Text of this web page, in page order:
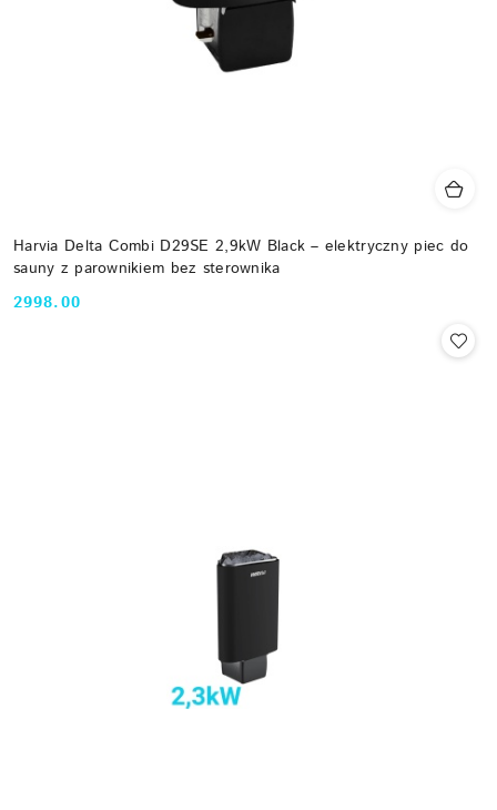
Harvia Delta Combi D29SE 2,9kW Black – elektryczny piec do
sauny z parownikiem bez sterownika
Cena:
2998.00